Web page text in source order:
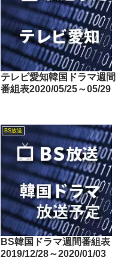
テレビ愛知韓国ドラマ週間
番組表2020/05/25～05/29
BS放送
BS韓国ドラマ週間番組表
2019/12/28～2020/01/03